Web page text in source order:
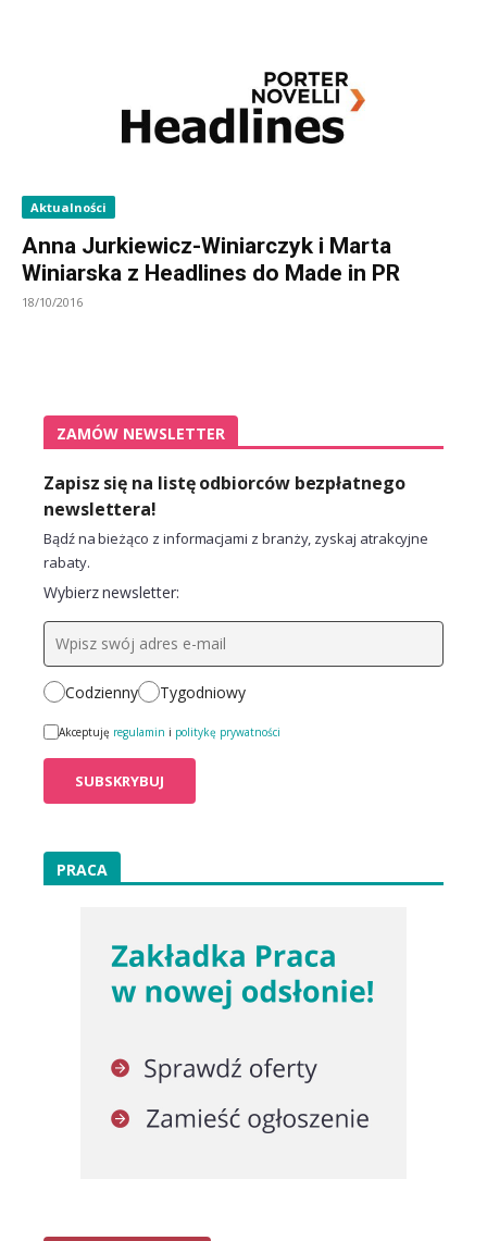
Aktualności
Anna Jurkiewicz-Winiarczyk i Marta
Winiarska z Headlines do Made in PR
18/10/2016
ZAMÓW NEWSLETTER
Zapisz się na listę odbiorców bezpłatnego
newslettera!
Bądź na bieżąco z informacjami z branży, zyskaj atrakcyjne
rabaty.
Wybierz newsletter:
Codzienny Tygodniowy
Akceptuję regulamin i politykę prywatności
PRACA